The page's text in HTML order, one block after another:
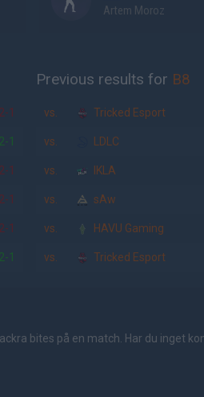
Artem Moroz
2-1
2-1
2-1
2-1
2-1
2-1
Previous results for B8
vs. Tricked Esport
vs. LDLC
vs. IKLA
vs. sAw
vs. HAVU Gaming
vs. Tricked Esport
bites på en match. Har du inget